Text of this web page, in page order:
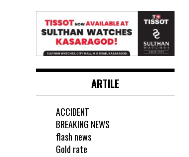
ARTILE
ACCIDENT
BREAKING NEWS
flash news
Gold rate